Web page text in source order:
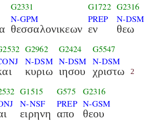
G2331
N-GPM
θεσσαλονικεων
G1722
PREP
εν
G2316
N-DSM
θεω
G2962
N-DSM
κυριω
G2424
N-DSM
ιησου
G5547
N-DSM
χριστω 2
G1515
N-NSF
ειρηνη
G575
PREP
απο
G2316
N-GSM
θεου